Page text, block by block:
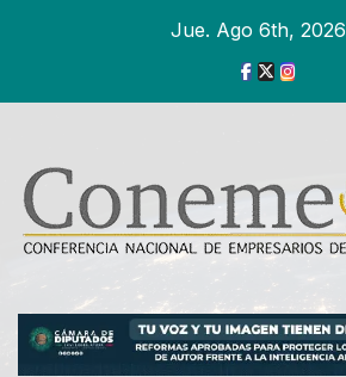
Jue. Ago 6th, 2026